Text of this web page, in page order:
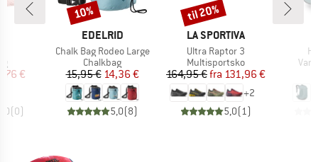
pris
€
(0)
MÆRKE
EDELRID
Artikel
Chalk Bag Rodeo Large
Produktgruppe
Chalkbag
Pris
15,95 €Nedsat pris
14,36 €
5,0(8)
Rabat
10%
MÆRKE
LA SPORTIVA
Artikel
Ultra Raptor 3
Produktgruppe
Multisportsko
Pris
164,95 € Nedsat pris
fra 131,96 €
+2
5,0( 1)
Rabat
til 20%